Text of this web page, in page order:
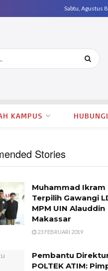
Sabtu, Agustus
KAMPUS
Stories
Muhammad Ikram
Terpilih Gawangi
MPM UIN Alauddin
Makassar
23 FEBRUARI 2019
Pembantu
POLTEK ATIM: